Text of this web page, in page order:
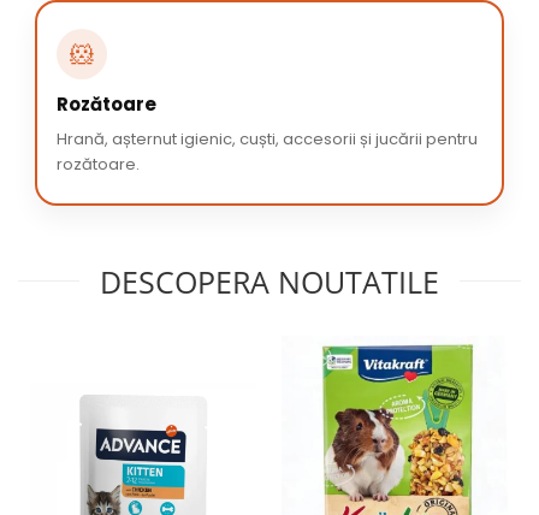
🐹
Rozătoare
Hrană, așternut igienic, cuști, accesorii și jucării pentru
rozătoare.
DESCOPERA NOUTATILE